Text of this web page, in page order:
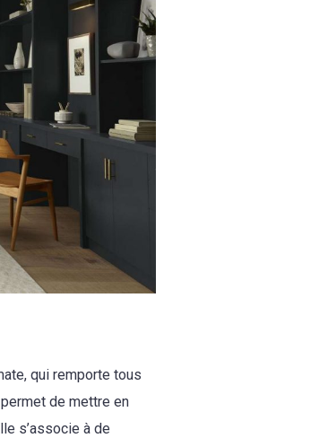
qui remporte tous
de mettre en
s’associe à de